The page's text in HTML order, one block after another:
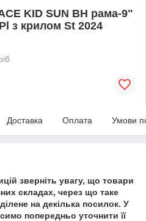
KID SUN BH рама-9"
з крилом St 2024
Доставка Оплата Умови
зверніть увагу, що товари
складах, через що таке
на декілька посилок. У
попередньо уточнити її